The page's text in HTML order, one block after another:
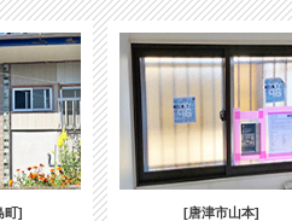
町]
[唐津市山本]